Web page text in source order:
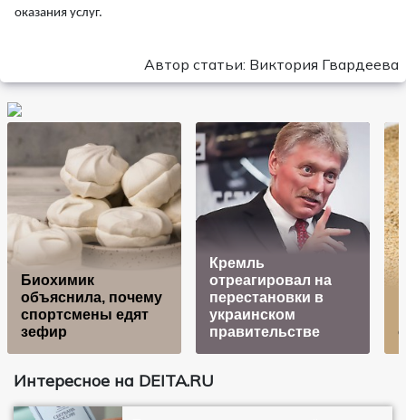
оказания услуг.
Автор статьи: Виктория Гвардеева
Биохимик
объяснила, почему
спортсмены едят
зефир
Кремль
отреагировал на
перестановки в
украинском
правительстве
Интересное на DEITA.RU